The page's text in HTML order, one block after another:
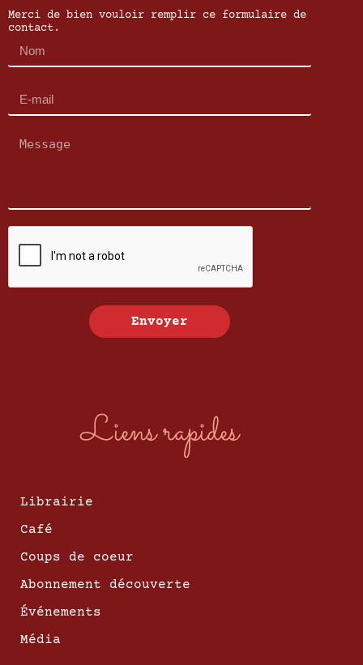
Merci de bien vouloir remplir ce formulaire de
contact.
Envoyer
Liens rapides
Librairie
Café
Coups de coeur
Abonnement découverte
Événements
Média